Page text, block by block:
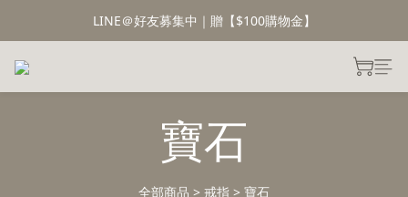
LINE＠好友募集中｜贈【$100購物金】
寶石
全部商品 > 戒指 > 寶石